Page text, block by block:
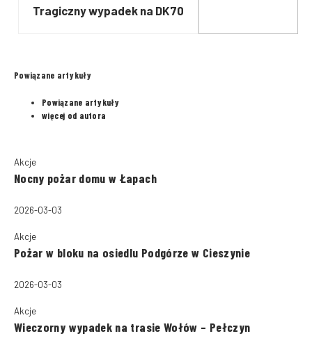
Tragiczny wypadek na DK70
Powiązane artykuły
Powiązane artykuły
więcej od autora
Akcje
Nocny pożar domu w Łapach
2026-03-03
Akcje
Pożar w bloku na osiedlu Podgórze w Cieszynie
2026-03-03
Akcje
Wieczorny wypadek na trasie Wołów – Pełczyn